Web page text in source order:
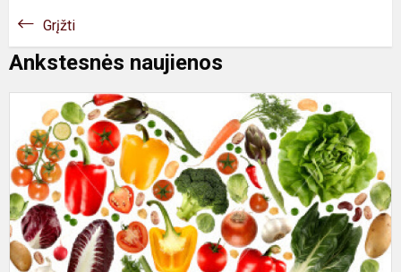
Grįžti
Ankstesnės naujienos